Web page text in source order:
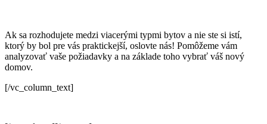
Ak sa rozhodujete medzi viacerými typmi bytov a nie ste si istí,
ktorý by bol pre vás praktickejší, oslovte nás! Pomôžeme vám
analyzovať vaše požiadavky a na základe toho vybrať váš nový
domov.
[/vc_column_text]